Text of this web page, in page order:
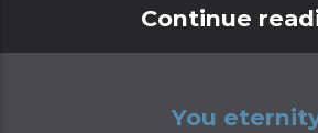
Continue
You